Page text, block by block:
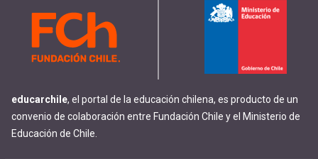
educarchile, el portal de la educación chilena, es producto de un
convenio de colaboración entre Fundación Chile y el Ministerio de
Educación de Chile.